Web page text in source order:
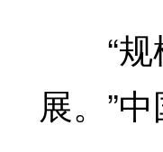
“规
展。”